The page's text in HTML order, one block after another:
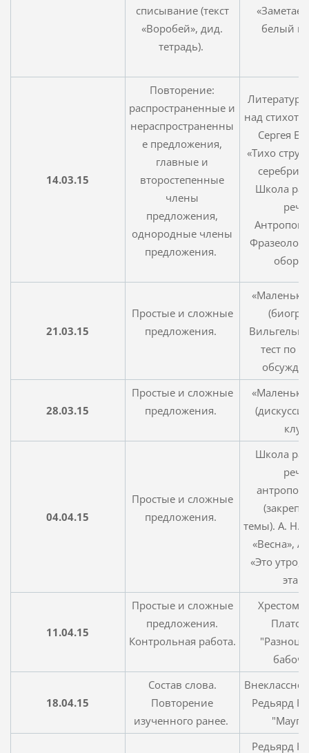
списывание (текст
«Воробей», дид.
тетрадь).
белый
14.03.15
Повторение:
распространенные и
нераспространенны
е предложения,
главные и
второстепенные
члены
предложения,
однородные члены
предложения.
над
Сергея
«Тихо
Школа
21.03.15
Простые и сложные
предложения.
тест по
28.03.15
Простые и сложные
предложения.
04.04.15
Простые и сложные
предложения.
Школа
темы). А. Н.
«Весна»,
«Это утро,
11.04.15
Простые и сложные
предложения.
Контрольная работа.
18.04.15
Состав слова.
Повторение
изученного ранее.
Редьярд
Редьярд